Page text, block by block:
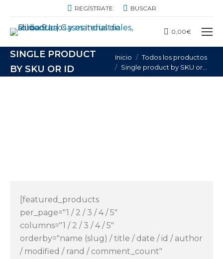
REGÍSTRATE BUSCAR:
BUSCAR
0,00€
SINGLE PRODUCT
BY SKU OR ID
Estás aquí:
Inicio
Todos los productos
Single product by SKU or…
[featured_products
per_page="1 / 2 / 3 / 4 / 5"
columns="1 / 2 / 3 / 4 / 5"
orderby="name (slug) / title / date / id / author
/ modified / rand / comment_count"